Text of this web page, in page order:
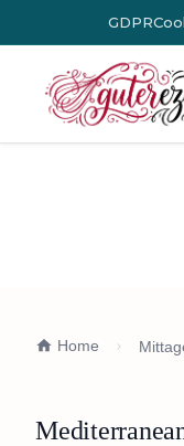
GDPR
Home